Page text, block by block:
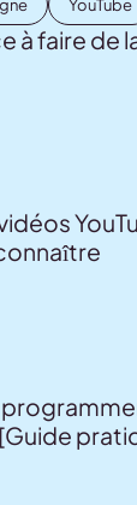
YouTube
à faire de
[Guide